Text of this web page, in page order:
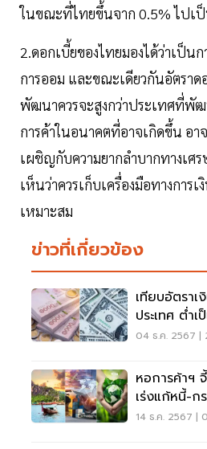
ในขณะที่ไทยขึ้นจาก 0.5% ไปเ
2.ดอกเบี้ยของไทยมองได้ว่าเป็น
การออม และขณะเดียวกันอัตราด
พัฒนาควรจะสูงกว่าประเทศที่พัฒ
การค้าในอนาคตที่อาจเกิดขึ้น อา
เผชิญกับความยากลำบากทางเศ
เห็นว่าควรเก็บเครื่องมือทางการเ
เหมาะสม
ข่าวที่เกี่ยวข้อง
เทียบอัตรา
ประเทศ ต่ำ
อาเซียน
04 ธ.ค. 2567 |
หอการค้าฯ
เร่งแก้หนี้-ก
โต 5% ต่อปี
14 ธ.ค. 2567 |